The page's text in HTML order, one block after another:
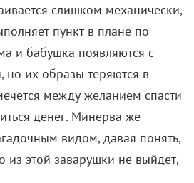
слишком механически,
пункт в плане по
и бабушка появляются с
их образы теряются в
между желанием спасти
денег. Минерва же
видом, давая понять,
из этой заварушки не выйдет,